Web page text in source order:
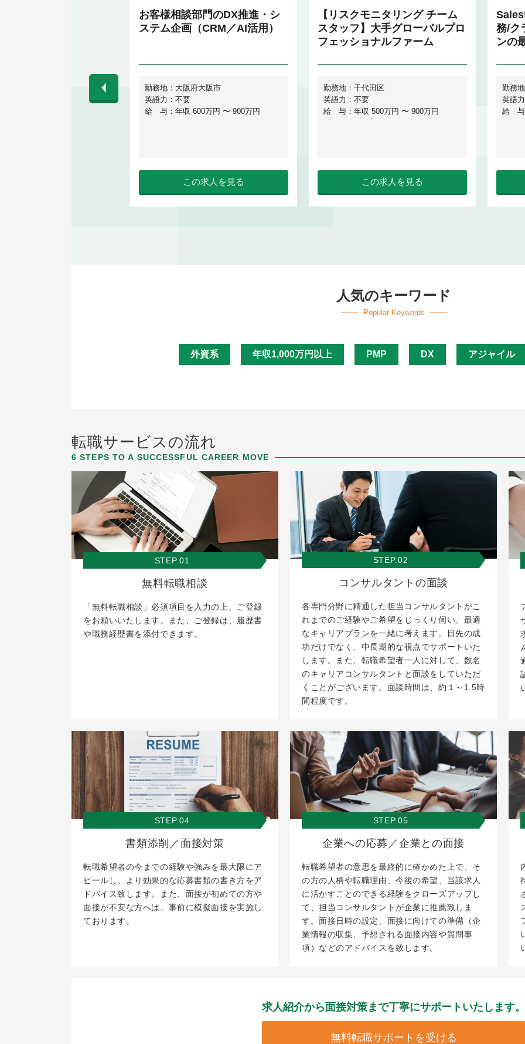
でのコミュニケーションを重
お客様相談部門のDX推進・シ
ステム企画（CRM／AI活用）
勤務地：大阪府大阪市
英語力：不要
給 与：年収 600万円 〜 900万円
この求人を見る
【リスクモニタリング チーム
スタッフ】大手グローバルプロ
フェッショナルファーム
勤務地：千代田区
英語力：不要
給 与：年収 500万円 〜 900万円
この求人を見る
務/ク
ンの
勤務
英語
給 与
人気のキーワード
Popular Keywords
外資系 年収1,000万円以上 PMP DX アジャイル
転職サービスの流れ
6 STEPS TO A SUCCESSFUL CAREER MOVE
STEP.01
無料転職相談
「無料転職相談」必須項目を入力の上、ご登録
をお願いいたします。また、ご登録は、履歴書
や職務経歴書を添付できます。
STEP.02
コンサルタントの面談
各専門分野に精通した担当コンサルタントがこ
れまでのご経験やご希望をじっくり伺い、最適
なキャリアプランを一緒に考えます。目先の成
功だけでなく、中長期的な視点でサポートいた
します。また、転職希望者一人に対して、数名
のキャリアコンサルタントと面談をしていただ
くことがございます。面談時間は、約１～1.5時
間程度です。
STEP.04
書類添削／面接対策
転職希望者の今までの経験や強みを最大限にア
ピールし、より効果的な応募書類の書き方をア
ドバイス致します。また、面接が初めての方や
面接が不安な方へは、事前に模擬面接を実施し
ております。
STEP.05
企業への応募／企業との面接
転職希望者の意思を最終的に確かめた上で、そ
の方の人柄や転職理由、今後の希望、当該求人
に活かすことのできる経験をクローズアップし
て、担当コンサルタントが企業に推薦致しま
す。面接日時の設定、面接に向けての準備（企
業情報の収集、予想される面接内容や質問事
項）などのアドバイスを致します。
求人紹介から面接対策まで丁寧にサポートいたします。
無料転職サポートを受ける